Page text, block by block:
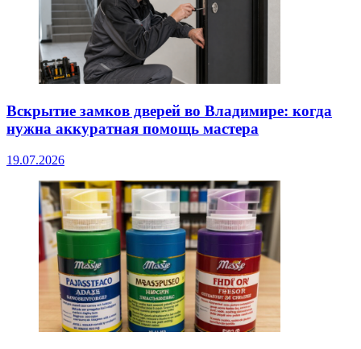
Вскрытие замков дверей во Владимире: когда
нужна аккуратная помощь мастера
19.07.2026